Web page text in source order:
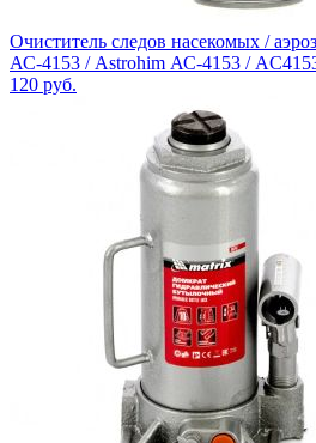
Очиститель следов насекомых /
АС-4153 / Astrohim АС-4153 /
120 руб.